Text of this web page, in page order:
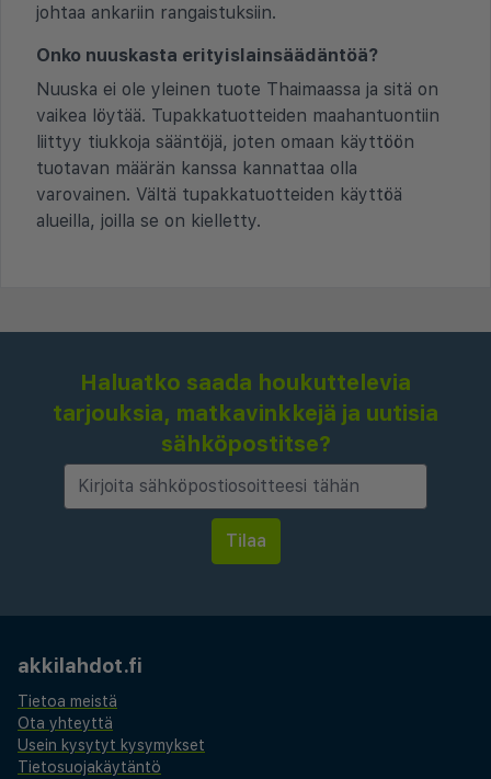
johtaa ankariin rangaistuksiin.
Onko nuuskasta erityislainsäädäntöä?
Nuuska ei ole yleinen tuote Thaimaassa ja sitä on
vaikea löytää. Tupakkatuotteiden maahantuontiin
liittyy tiukkoja sääntöjä, joten omaan käyttöön
tuotavan määrän kanssa kannattaa olla
varovainen. Vältä tupakkatuotteiden käyttöä
alueilla, joilla se on kielletty.
Haluatko saada houkuttelevia
tarjouksia, matkavinkkejä ja uutisia
sähköpostitse?
akkilahdot.fi
Tietoa meistä
Ota yhteyttä
Usein kysytyt kysymykset
Tietosuojakäytäntö